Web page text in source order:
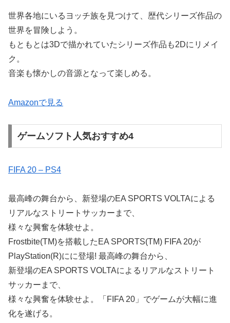
世界各地にいるヨッチ族を見つけて、歴代シリーズ作品の
世界を冒険しよう。
もともとは3Dで描かれていたシリーズ作品も2Dにリメイ
ク。
音楽も懐かしの音源となって楽しめる。
Amazonで見る
ゲームソフト人気おすすめ4
FIFA 20 – PS4
最高峰の舞台から、新登場のEA SPORTS VOLTAによる
リアルなストリートサッカーまで、
様々な興奮を体験せよ。
Frostbite(TM)を搭載したEA SPORTS(TM) FIFA 20が
PlayStation(R)にに登場! 最高峰の舞台から、
新登場のEA SPORTS VOLTAによるリアルなストリート
サッカーまで、
様々な興奮を体験せよ。「FIFA 20」でゲームが大幅に進
化を遂げる。